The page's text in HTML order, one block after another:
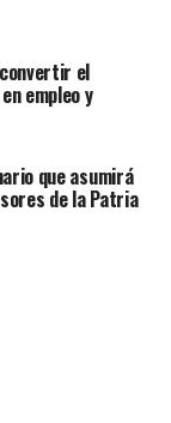
el
empleo y
que asumirá
de la Patria